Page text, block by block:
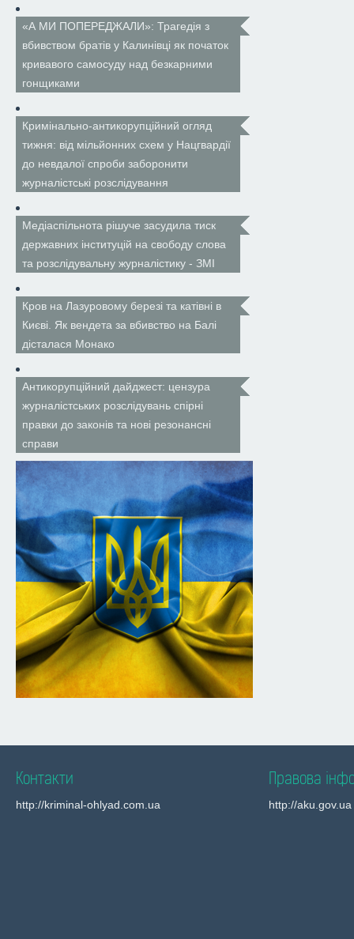
«А МИ ПОПЕРЕДЖАЛИ»: Трагедія з
вбивством братів у Калинівці як початок
кривавого самосуду над безкарними
гонщиками
Кримінально-антикорупційний огляд
тижня: від мільйонних схем у Нацгвардії
до невдалої спроби заборонити
журналістські розслідування
Медіаспільнота рішуче засудила тиск
державних інституцій на свободу слова
та розслідувальну журналістику - ЗМІ
Кров на Лазуровому березі та катівні в
Києві. Як вендета за вбивство на Балі
дісталася Монако
Антикорупційний дайджест: цензура
журналістських розслідувань спірні
правки до законів та нові резонансні
справи
Контакти
http://kriminal-ohlyad.com.ua
Правова
http://aku.gov.ua